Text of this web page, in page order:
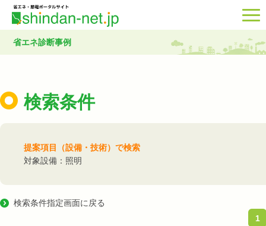
省エネ診断事例
検索条件
提案項目（設備・技術）で検索
対象設備：照明
検索条件指定画面に戻る
1